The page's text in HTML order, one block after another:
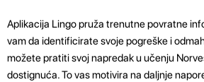
Aplikacija Lingo pruža trenutne povratne
vam da identificirate svoje pogreške i
možete pratiti svoj napredak u učenju
dostignuća. To vas motivira na daljnje